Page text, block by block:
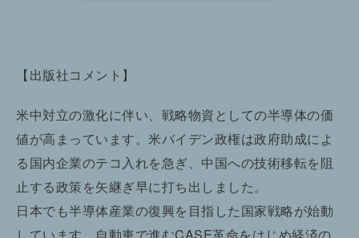
【出版社コメント】
米中対立の激化に伴い、戦略物資としての半導体の価
値が高まっています。米バイデン政権は政府助成によ
る国内企業のテコ入れを急ぎ、中国への技術移転を阻
止する政策を矢継ぎ早に打ち出しました。
日本でも半導体産業の復興を目指した国家戦略が始動
しています。自動車で進むCASE革命をはじめ経済の